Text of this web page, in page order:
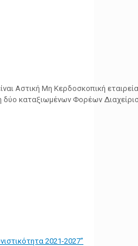
Αστική Μη Κερδοσκοπική
δύο καταξιωμένων Φορέων
2021-2027”